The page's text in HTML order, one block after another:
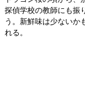
探偵学校の教師にも振
う。新鮮味は少ないか
れる。